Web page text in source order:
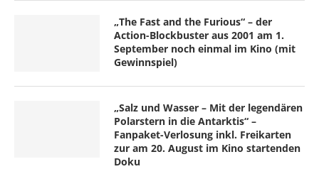
„The Fast and the Furious“ – der
Action-Blockbuster aus 2001 am 1.
September noch einmal im Kino (mit
Gewinnspiel)
„Salz und Wasser – Mit der legendären
Polarstern in die Antarktis“ –
Fanpaket-Verlosung inkl. Freikarten
zur am 20. August im Kino startenden
Doku